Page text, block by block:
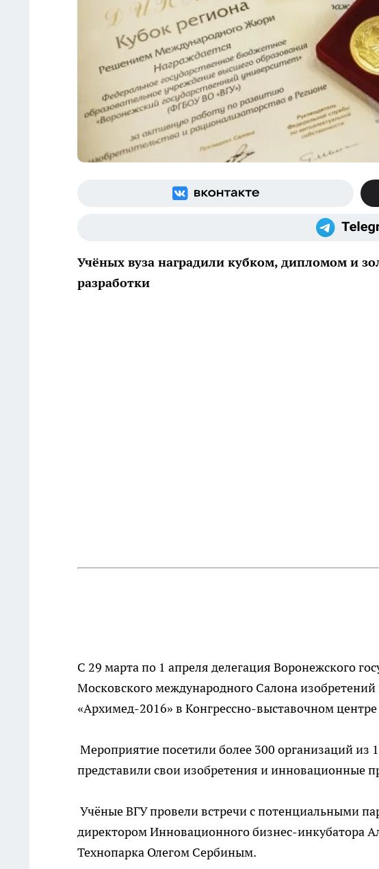
Учёных вуза наградили кубком, дипломом и
разработки
С 29 марта по 1 апреля делегация Воронежского
Московского международного Салона
«Архимед-2016» в Конгрессно-выставочном
Мероприятие посетили более 300 организаций из
представили свои изобретения и инновационные
Учёные ВГУ провели встречи с потенциальными
директором Инновационного бизнес-инкубатора
Технопарка Олегом Сербиным.